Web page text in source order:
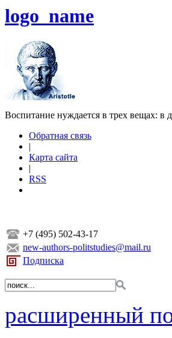
logo_name
Воспитание нуждается в трех вещах: в
Обратная связь
|
Карта сайта
|
RSS
+7 (495) 502-43-17
new-authors-politstudies@mail.ru
Подписка
расширенный